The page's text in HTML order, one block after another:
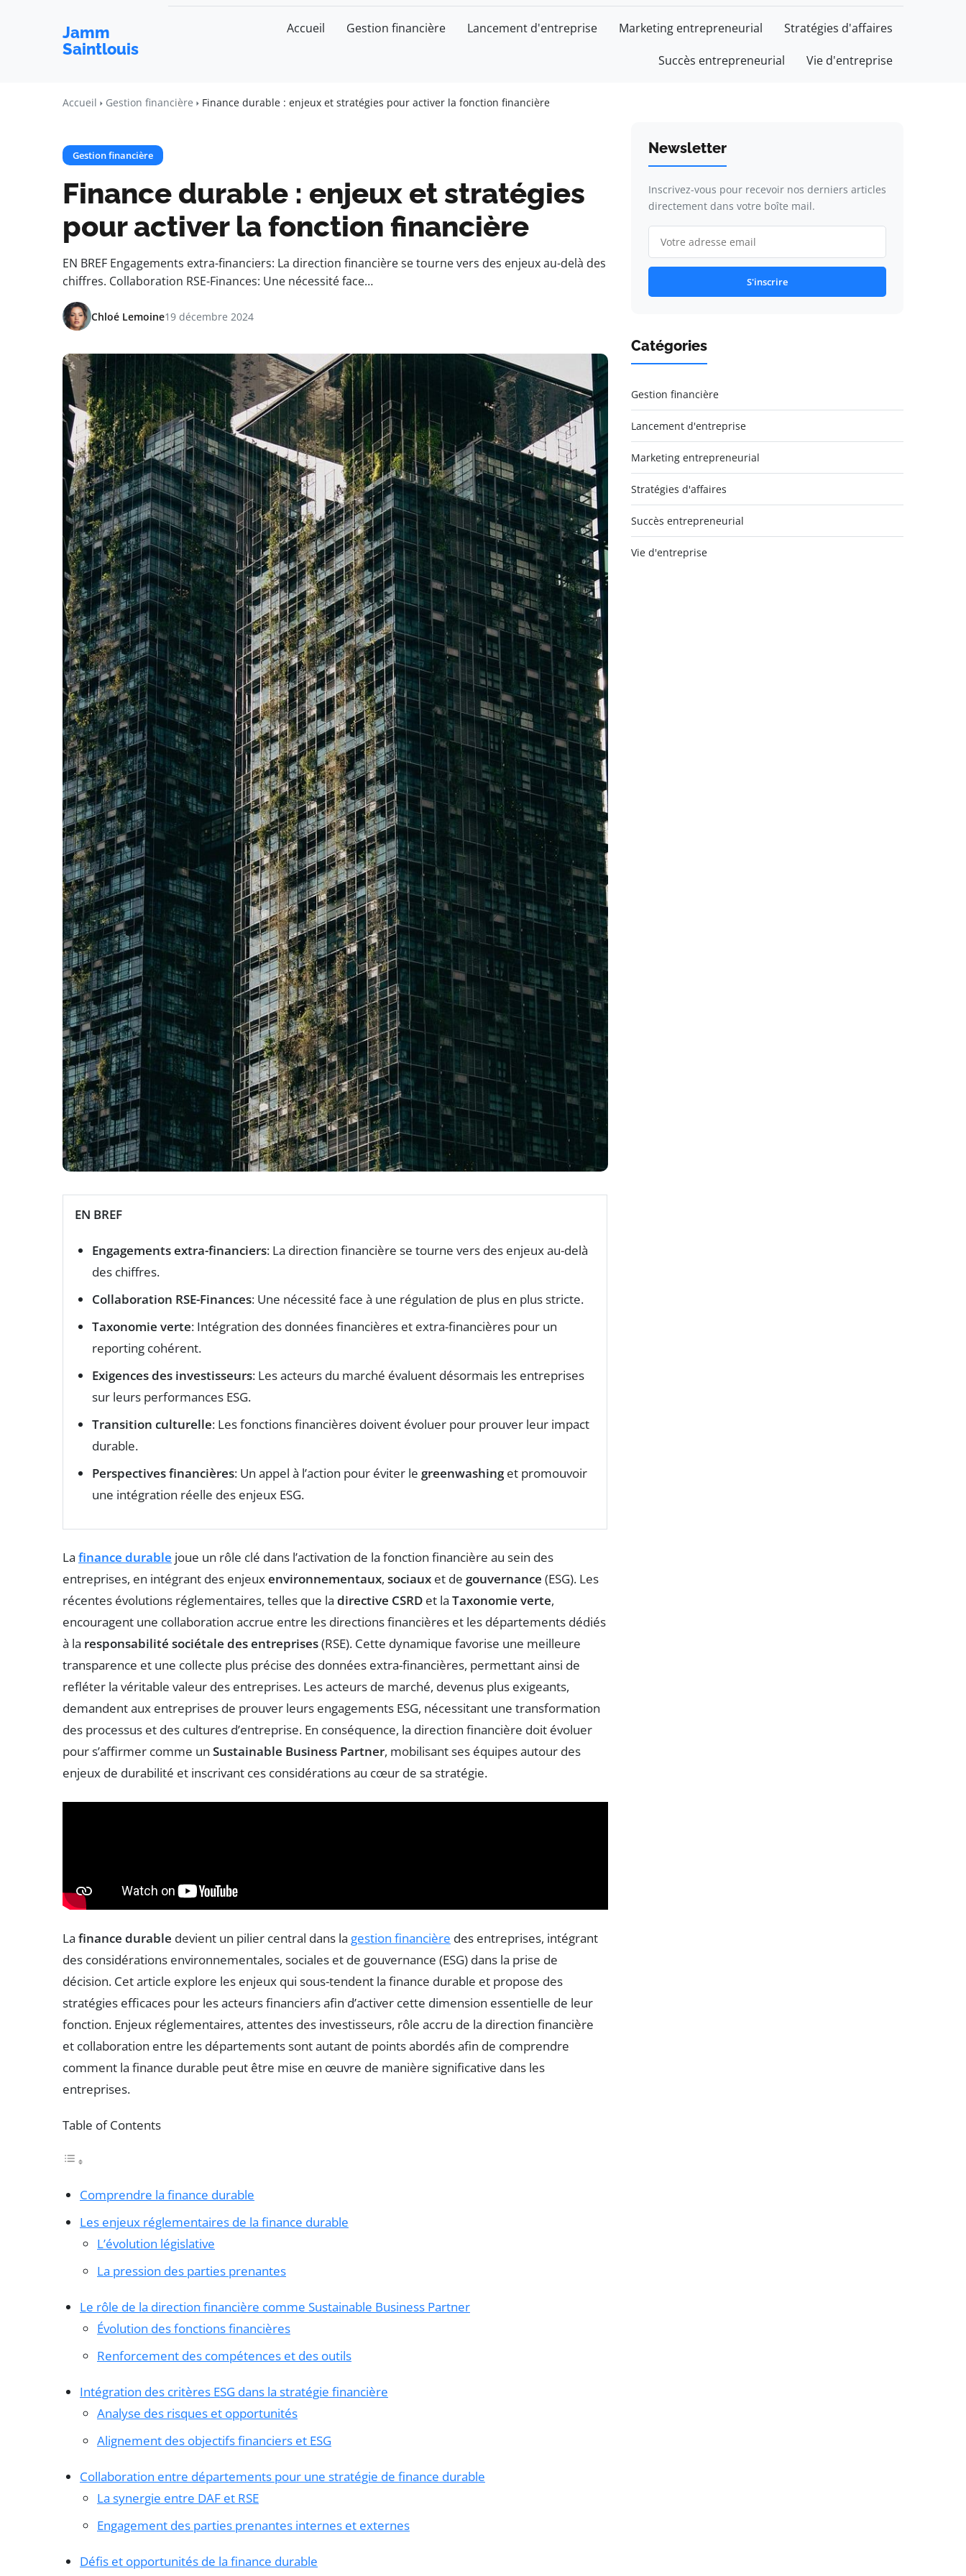
Jamm
Saintlouis
Accueil Gestion financière Lancement d'entreprise Marketing entrepreneurial Stratégies d'affaires
Succès entrepreneurial Vie d'entreprise
Accueil Gestion financière Finance durable : enjeux et stratégies pour activer la fonction financière
Gestion financière
Finance durable : enjeux et stratégies
pour activer la fonction financière
EN BREF Engagements extra-financiers: La direction financière se tourne vers des enjeux au-delà des
chiffres. Collaboration RSE-Finances: Une nécessité face…
Chloé Lemoine19 décembre 2024
EN BREF
Engagements extra-financiers: La direction financière se tourne vers des enjeux au-delà
des chiffres.
Collaboration RSE-Finances: Une nécessité face à une régulation de plus en plus stricte.
Taxonomie verte: Intégration des données financières et extra-financières pour un
reporting cohérent.
Exigences des investisseurs: Les acteurs du marché évaluent désormais les entreprises
sur leurs performances ESG.
Transition culturelle: Les fonctions financières doivent évoluer pour prouver leur impact
durable.
Perspectives financières: Un appel à l’action pour éviter le greenwashinget promouvoir
une intégration réelle des enjeux ESG.
La finance durable joue un rôle clé dans l’activation de la fonction financière au sein des
entreprises, en intégrant des enjeuxenvironnementaux, sociaux et de gouvernance (ESG). Les
récentes évolutions réglementaires, telles que la directive CSRD et la Taxonomie verte,
encouragent une collaboration accrue entre les directions financières et les départements dédiés
à la responsabilité sociétale des entreprises(RSE). Cette dynamique favorise une meilleure
transparence et une collecte plus précise des données extra-financières, permettant ainsi de
refléter la véritable valeur des entreprises. Les acteurs de marché, devenus plus exigeants,
demandent aux entreprises de prouver leurs engagements ESG, nécessitant une transformation
des processus et des cultures d’entreprise. En conséquence, la direction financière doit évoluer
pour s’affirmer comme un Sustainable Business Partner, mobilisant ses équipes autour des
enjeux de durabilité et inscrivant ces considérations au cœur de sa stratégie.
La finance durable devient un pilier central dans la gestion financière des entreprises, intégrant
des considérations environnementales, sociales et de gouvernance (ESG) dans la prise de
décision. Cet article explore les enjeux qui sous-tendent la finance durable et propose des
stratégies efficaces pour les acteurs financiers afin d’activer cette dimension essentielle de leur
fonction. Enjeux réglementaires, attentes des investisseurs, rôle accru de la direction financière
et collaboration entre les départements sont autant de points abordés afin de comprendre
comment la finance durable peut être mise en œuvre de manière significative dans les
entreprises.
Table of Contents
Comprendre la finance durable
Les enjeux réglementaires de la finance durable
L’évolution législative
La pression des parties prenantes
Le rôle de la direction financière comme Sustainable Business Partner
Évolution des fonctions financières
Renforcement des compétences et des outils
Intégration des critères ESG dans la stratégie financière
Analyse des risques et opportunités
Alignement des objectifs financiers et ESG
Collaboration entre départements pour une stratégie de finance durable
La synergie entre DAF et RSE
Engagement des parties prenantes internes et externes
Défis et opportunités de la finance durable
Newsletter
Inscrivez-vous pour recevoir nos derniers articles
directement dans votre boîte mail.
S'inscrire
Catégories
Gestion financière
Lancement d'entreprise
Marketing entrepreneurial
Stratégies d'affaires
Succès entrepreneurial
Vie d'entreprise